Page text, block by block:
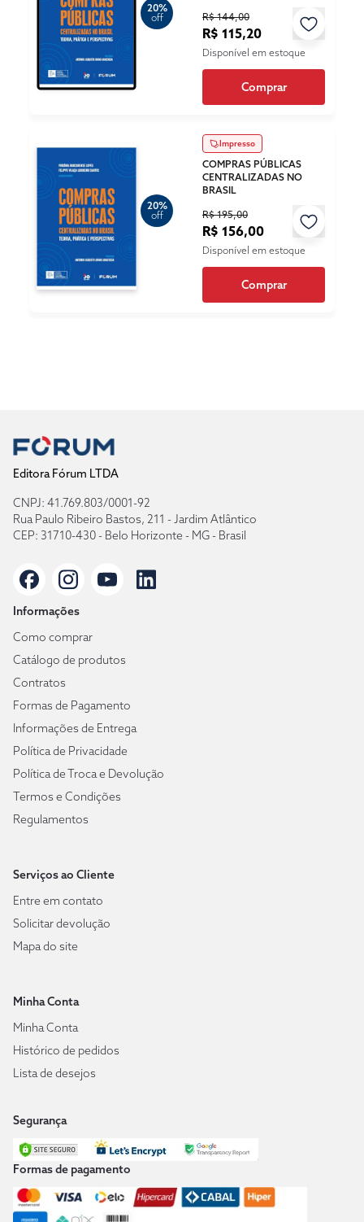
20%
off
R$ 144,00
R$ 115,20
Disponível em estoque
Comprar
20%
off
Impresso
COMPRAS PÚBLICAS
CENTRALIZADAS NO
BRASIL
R$ 195,00
R$ 156,00
Disponível em estoque
Comprar
Editora Fórum LTDA
CNPJ: 41.769.803/0001-92
Rua Paulo Ribeiro Bastos, 211 - Jardim Atlântico
CEP: 31710-430 - Belo Horizonte - MG - Brasil
Informações
Como comprar
Catálogo de produtos
Contratos
Formas de Pagamento
Informações de Entrega
Política de Privacidade
Política de Troca e Devolução
Termos e Condições
Regulamentos
Serviços ao Cliente
Entre em contato
Solicitar devolução
Mapa do site
Minha Conta
Minha Conta
Histórico de pedidos
Lista de desejos
Segurança
Formas de pagamento